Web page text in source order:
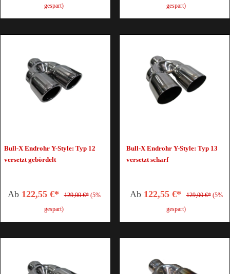
gespart)
gespart)
Bull-X Endrohr Y-Style: Typ 12
versetzt gebördelt
Ab 122,55 €* 129,00 €* (5%
gespart)
Bull-X Endrohr Y-Style: Typ 13
versetzt scharf
Ab 122,55 €* 129,00 €* (5%
gespart)